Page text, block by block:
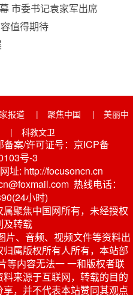
市委书记袁家军出席
值得期待
报道 | 聚焦中国 |
美丽中
| 科教文卫
案/许可证号：京ICP备
号-3
址: http://focusoncn.cn
热线电话：
小时)
聚焦中国网所有，未经授权
及转载
片、音频、视频文件等资料出
属版权所有人所有，本站部
等内容无法一 一和版权者联
来源于互联网，转载的目的
，并不代表本站赞同其观点